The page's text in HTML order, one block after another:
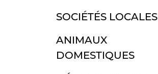
SOCIÉTÉS LOCALES
ANIMAUX
DOMESTIQUES